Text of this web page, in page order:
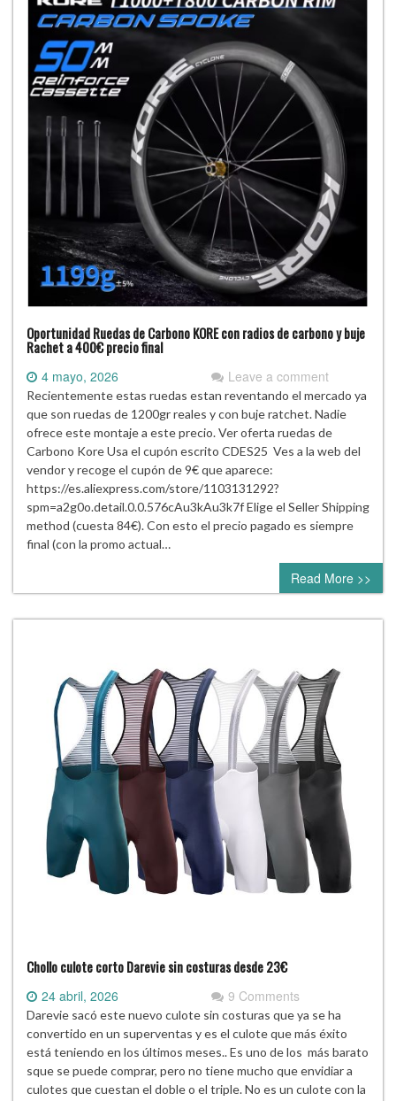
Oportunidad Ruedas de Carbono KORE con radios de carbono y buje
Rachet a 400€ precio final
4 mayo, 2026 Leave a comment
Recientemente estas ruedas estan reventando el mercado ya
que son ruedas de 1200gr reales y con buje ratchet. Nadie
ofrece este montaje a este precio. Ver oferta ruedas de
Carbono Kore Usa el cupón escrito CDES25 Ves a la web del
vendor y recoge el cupón de 9€ que aparece:
https://es.aliexpress.com/store/1103131292?
spm=a2g0o.detail.0.0.576cAu3kAu3k7f Elige el Seller Shipping
method (cuesta 84€). Con esto el precio pagado es siempre
final (con la promo actual…
Read More >>
Chollo culote corto Darevie sin costuras desde 23€
24 abril, 2026 9 Comments
Darevie sacó este nuevo culote sin costuras que ya se ha
convertido en un superventas y es el culote que más éxito
está teniendo en los últimos meses.. Es uno de los más barato
sque se puede comprar, pero no tiene mucho que envidiar a
culotes que cuestan el doble o el triple. No es un culote con la